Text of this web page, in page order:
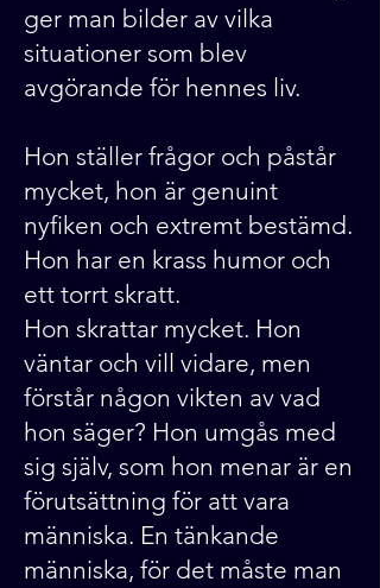
ger man bilder av vilka
situationer som blev
avgörande för hennes liv.
Hon ställer frågor och påstår
mycket, hon är genuint
nyfiken och extremt bestämd.
Hon har en krass humor och
ett torrt skratt.
Hon skrattar mycket. Hon
väntar och vill vidare, men
förstår någon vikten av vad
hon säger? Hon umgås med
sig själv, som hon menar är en
förutsättning för att vara
människa. En tänkande
människa, för det måste man